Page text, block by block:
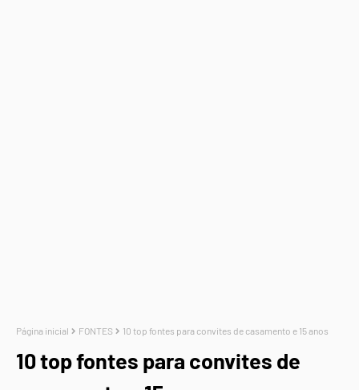
Página inicial FONTES 10 top fontes para convites de casamento e 15 anos
10 top fontes para convites de